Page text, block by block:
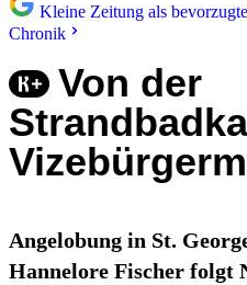
Kleine Zeitung als
Chronik
Von der
Angelobung in St.
Hannelore Fischer folgt